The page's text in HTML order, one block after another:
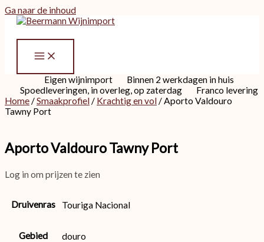
Ga naar de inhoud
Eigen wijnimport
Binnen 2 werkdagen in huis
Spoedleveringen, in overleg, op zaterdag
Franco levering
Home/Smaakprofiel/ Krachtig en vol/ Aporto Valdouro
Tawny Port
Aporto Valdouro Tawny Port
Log in om prijzen te zien
Druivenras Touriga Nacional
Gebied douro